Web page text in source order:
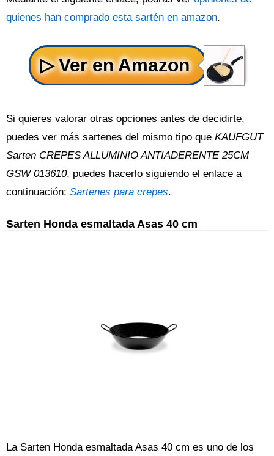
quienes han comprado esta sartén en amazon.
Si quieres valorar otras opciones antes de decidirte,
puedes ver más sartenes del mismo tipo que KAUFGUT
Sarten CREPES ALLUMINIO ANTIADERENTE 25CM
GSW 013610, puedes hacerlo siguiendo el enlace a
continuación: Sartenes para crepes.
Sarten Honda esmaltada Asas 40 cm
La Sarten Honda esmaltada Asas 40 cm es uno de los